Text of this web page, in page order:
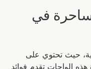
في
حيث تحتوي على
الواحات تقدم فوائد